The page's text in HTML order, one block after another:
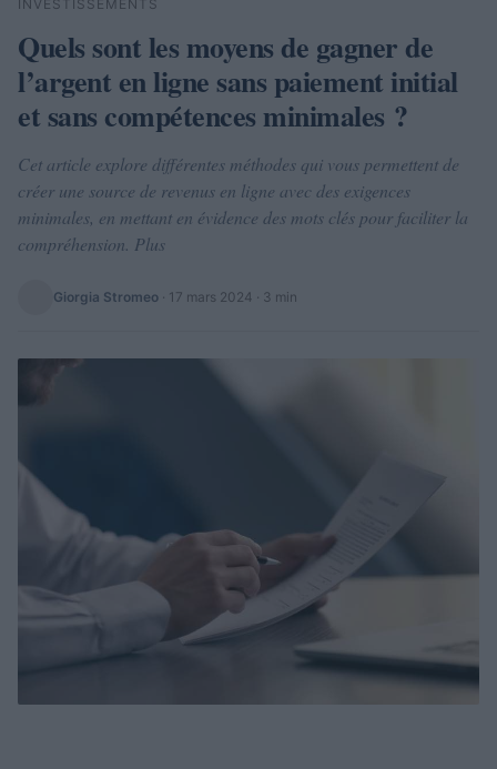
Rechercher
INVESTISSEMENTS
Quels sont les moyens de gagner de
l’argent en ligne sans paiement initial
et sans compétences minimales ?
Cet article explore différentes méthodes qui vous permettent de
créer une source de revenus en ligne avec des exigences
minimales, en mettant en évidence des mots clés pour faciliter la
compréhension. Plus
Giorgia Stromeo · 17 mars 2024 · 3 min